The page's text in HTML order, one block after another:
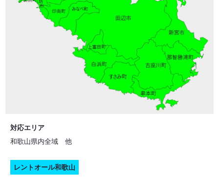
対応エリア
和歌山県内全域 他
レントオール和歌山